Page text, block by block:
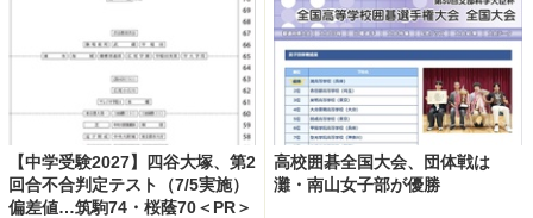
【中学受験2027】四谷大塚、第2
回合不合判定テスト（7/5実施）
偏差値…筑駒74・桜蔭70＜PR＞
高校囲碁全国大会、団体戦は
灘・南山女子部が優勝